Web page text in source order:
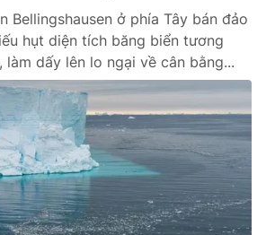
tương lai
Bellingshausen ở phía Tây bán đảo
hụt diện tích băng biển tương
làm dấy lên lo ngại về cân bằng...